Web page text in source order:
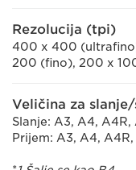
Rezolucija (tpi)
400 x 400
200 (fino), 200 x
Veličina za
Slanje: A3, A4, A4R,
Prijem: A3, A4,